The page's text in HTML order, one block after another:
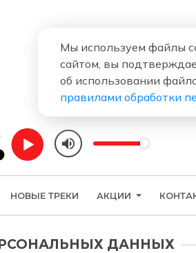
НОВЫЕ ТРЕКИ АКЦИИ
ДАННЫХ
Мы используем файлы
сайтом, вы
об использовании
правилами обработки